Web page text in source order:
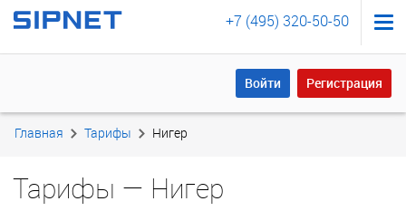
+7 (495) 320-50-50
Войти Регистрация
Войти Регистрация
Главная Тарифы Нигер
Тарифы — Нигер